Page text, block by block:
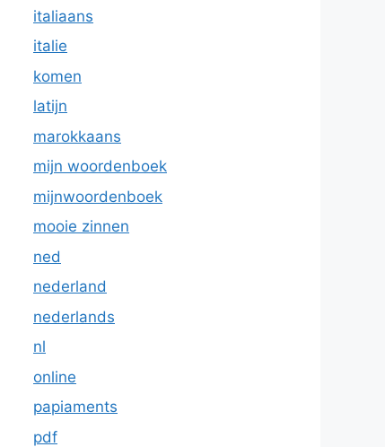
italiaans
italie
komen
latijn
marokkaans
mijn woordenboek
mijnwoordenboek
mooie zinnen
ned
nederland
nederlands
nl
online
papiaments
pdf